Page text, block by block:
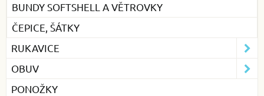
BUNDY SOFTSHELL A VĚTROVKY
ČEPICE, ŠÁTKY
RUKAVICE
OBUV
PONOŽKY